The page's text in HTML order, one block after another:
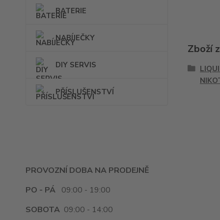
BATERIE
NABÍJEČKY
DIY SERVIS
PŘÍSLUŠENSTVÍ
PROVOZNÍ DOBA NA PRODEJNĚ
PO - PÁ 09:00 - 19:00
SOBOTA 09:00 - 14:00
Zboží